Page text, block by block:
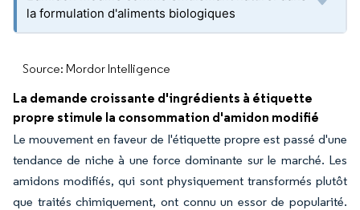
la formulation d'aliments biologiques
Source: Mordor Intelligence
La demande croissante d'ingrédients à étiquette
propre stimule la consommation d'amidon modifié
Le mouvement en faveur de l'étiquette propre est passé d'une
tendance de niche à une force dominante sur le marché. Les
amidons modifiés, qui sont physiquement transformés plutôt
que traités chimiquement, ont connu un essor de popularité.